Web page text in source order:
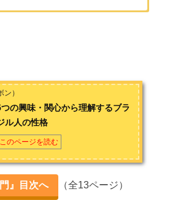
てどんな感じ？
～高い？安い？～
飲み物・お酒・デザート～
造り・豆知識～
点・安全対策～
にトロピカルフルーツや自由な感じが
？とちょっとでも気になったらぜひ覗
い発見があるかもしれませんよ？
）
の興味・関心から理解するブラ
ル人の性格
このページを読む
』目次へ （全13ページ）